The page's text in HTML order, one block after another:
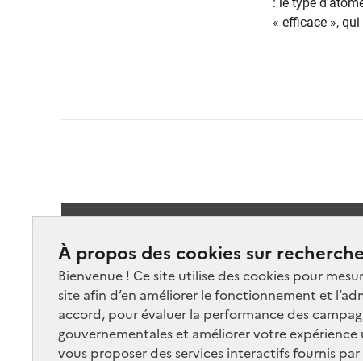
À propos des cookies sur
Bienvenue ! Ce site utilise des cookies pour
site afin d’en améliorer le fonctionnement et
accord, pour évaluer la performance des
gouvernementales et améliorer votre
vous proposer des services interactifs fournis
: le type
« efficace »,
Suivez-